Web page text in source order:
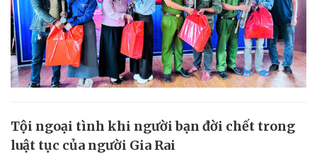
Tội ngoại tình khi người bạn đời chết trong
luật tục của người Gia Rai